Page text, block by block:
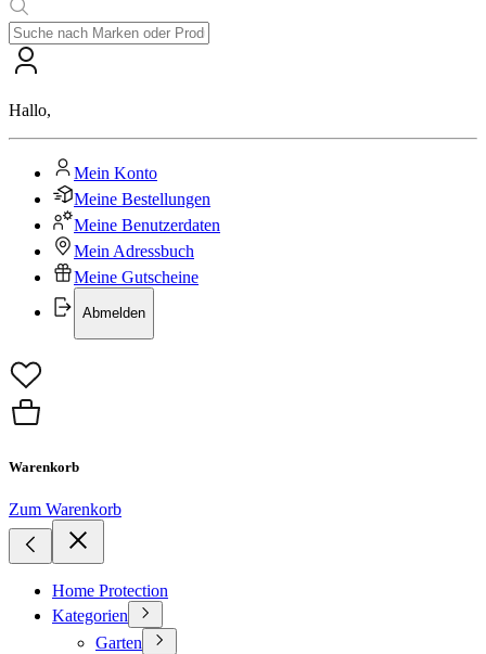
Hallo,
Mein Konto
Meine Bestellungen
Meine Benutzerdaten
Mein Adressbuch
Meine Gutscheine
Abmelden
Warenkorb
Zum Warenkorb
Home Protection
Kategorien
Garten